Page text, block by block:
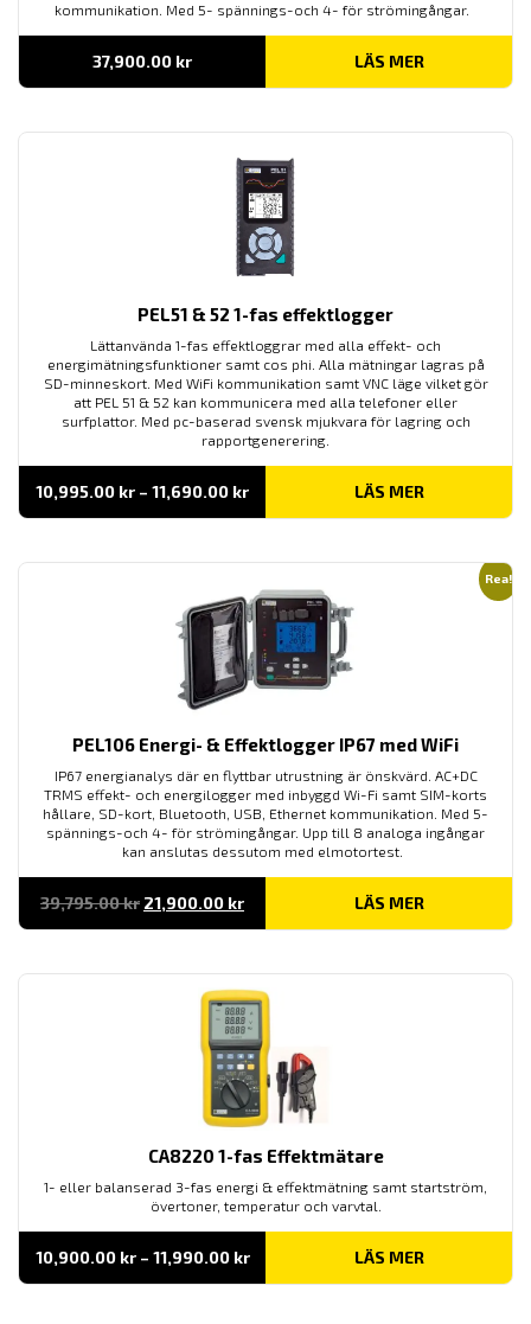
kommunikation. Med 5- spännings-och 4- för strömingångar.
37,900.00 kr LÄS MER
PEL51 & 52 1-fas effektlogger
Lättanvända 1-fas effektloggrar med alla effekt- och
energimätningsfunktioner samt cos phi. Alla mätningar lagras på
SD-minneskort. Med WiFi kommunikation samt VNC läge vilket gör
att PEL 51 & 52 kan kommunicera med alla telefoner eller
surfplattor. Med pc-baserad svensk mjukvara för lagring och
rapportgenerering.
10,995.00 kr – 11,690.00 krPrisintervall:
till
LÄS MER
Rea!
PEL106 Energi- & Effektlogger IP67 med WiFi
IP67 energianalys där en flyttbar utrustning är önskvärd. AC+DC
TRMS effekt- och energilogger med inbyggd Wi-Fi samt SIM-korts
hållare, SD-kort, Bluetooth, USB, Ethernet kommunikation. Med 5-
spännings-och 4- för strömingångar. Upp till 8 analoga ingångar
kan anslutas dessutom med elmotortest.
39,795.00kr Det
ursprungliga
priset
21,900.00 krDet
nuvarande
priset
LÄS MER
CA8220 1-fas Effektmätare
1- eller balanserad 3-fas energi & effektmätning samt startström,
övertoner, temperatur och varvtal.
10,900.00 kr – 11,990.00 krPrisintervall:
till
LÄS MER